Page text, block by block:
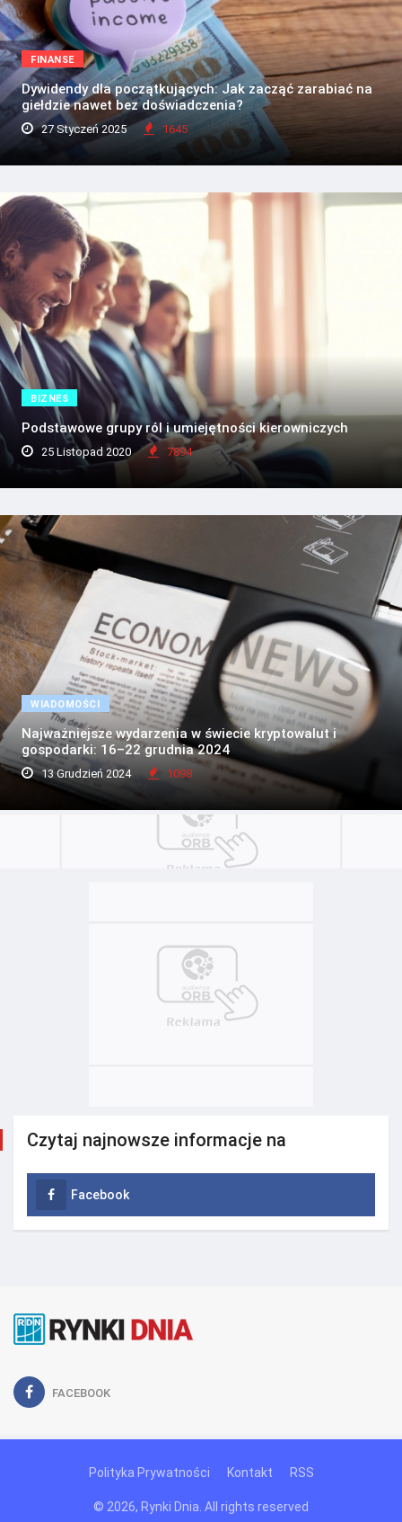
FINANSE
Dywidendy dla początkujących: Jak zacząć zarabiać na
giełdzie nawet bez doświadczenia?
27 Styczeń 2025 1645
BIZNES
Podstawowe grupy ról i umiejętności kierowniczych
25 Listopad 2020 7894
WIADOMOŚCI
Najważniejsze wydarzenia w świecie kryptowalut i
gospodarki: 16–22 grudnia 2024
13 Grudzień 2024 1098
Czytaj najnowsze informacje na
Facebook
FACEBOOK
Polityka Prywatności Kontakt RSS
© 2026, Rynki Dnia. All rights reserved